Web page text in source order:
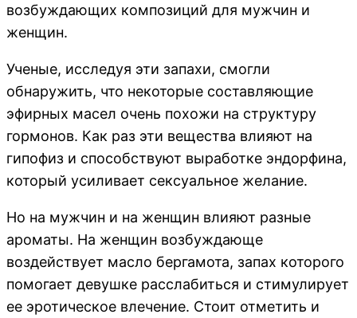
возбуждающих композиций для мужчин и
женщин.
Ученые, исследуя эти запахи, смогли
обнаружить, что некоторые составляющие
эфирных масел очень похожи на структуру
гормонов. Как раз эти вещества влияют на
гипофиз и способствуют выработке эндорфина,
который усиливает сексуальное желание.
Но на мужчин и на женщин влияют разные
ароматы. На женщин возбуждающе
воздействует масло бергамота, запах которого
помогает девушке расслабиться и стимулирует
ее эротическое влечение. Стоит отметить и